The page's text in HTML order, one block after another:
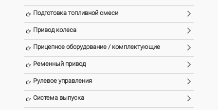
Подготовка топливной смеси
Привод колеса
Прицепное оборудование / комплектующие
Ременный привод
Рулевое управления
Система выпуска